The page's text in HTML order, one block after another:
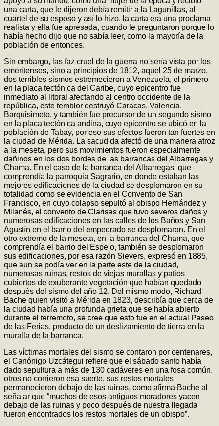
una carta, que le dijeron debía remitir a la Lagunillas, al
cuartel de su esposo y así lo hizo, la carta era una proclama
realista y ella fue apresada, cuando le preguntaron porque lo
había hecho dijo que no sabía leer, como la mayoría de la
población de entonces.
Sin embargo, las faz cruel de la guerra no sería vista por los
emeritenses, sino a principios de 1812, aquel 25 de marzo,
dos terribles sismos estremecieron a Venezuela, el primero
en la placa tectónica del Caribe, cuyo epicentro fue
inmediato al litoral afectando al centro occidente de la
república, este temblor destruyó Caracas, Valencia,
Barquisimeto, y también fue precursor de un segundo sismo
en la placa tectónica andina, cuyo epicentro se ubicó en la
población de Tabay, por eso sus efectos fueron tan fuertes en
la ciudad de Mérida. La sacudida afectó de una manera atroz
a la meseta, pero sus movimientos fueron especialmente
dañinos en los dos bordes de las barrancas del Albarregas y
Chama. En el caso de la barranca del Albarregas, que
comprendía la parroquia Sagrario, en donde estaban las
mejores edificaciones de la ciudad se desplomaron en su
totalidad como se evidencia en el Convento de San
Francisco, en cuyo colapso sepultó al obispo Hernández y
Milanés, el convento de Clarisas que tuvo severos daños y
numerosas edificaciones en las calles de los Baños y San
Agustín en el barrio del empedrado se desplomaron. En el
otro extremo de la meseta, en la barranca del Chama, que
comprendía el barrio del Espejo, también se desplomaron
sus edificaciones, por esa razón Sievers, expresó en 1885,
que aun se podía ver en la parte este de la ciudad,
numerosas ruinas, restos de viejas murallas y patios
cubiertos de exuberante vegetación que habían quedado
después del sismo del año 12. Del mismo modo, Richard
Bache quien visitó a Mérida en 1823, describía que cerca de
la ciudad había una profunda grieta que se había abierto
durante el terremoto, se cree que esto fue en el actual Paseo
de las Ferias, producto de un deslizamiento de tierra en la
muralla de la barranca.
Las víctimas mortales del sismo se contaron por centenares,
el Canónigo Uzcátegui refiere que el sábado santo había
dado sepultura a más de 130 cadáveres en una fosa común,
otros no corrieron esa suerte, sus restos mortales
permanecieron debajo de las ruinas, como afirma Bache al
señalar que “muchos de esos antiguos moradores yacen
debajo de las ruinas y poco después de nuestra llegada
fueron encontrados los restos mortales de un obispo”.